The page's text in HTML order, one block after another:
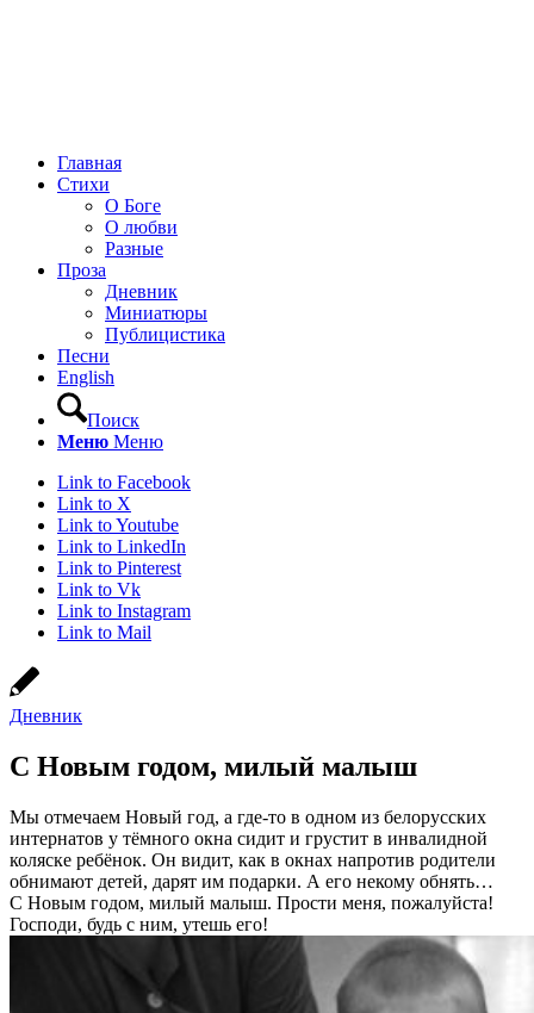
Главная
Стихи
О Боге
О любви
Разные
Проза
Дневник
Миниатюры
Публицистика
Песни
English
Поиск
Меню Меню
Link to Facebook
Link to X
Link to Youtube
Link to LinkedIn
Link to Pinterest
Link to Vk
Link to Instagram
Link to Mail
Дневник
С Новым годом, милый малыш
Мы отмечаем Новый год, а где-то в одном из белорусских
интернатов у тёмного окна сидит и грустит в инвалидной
коляске ребёнок. Он видит, как в окнах напротив родители
обнимают детей, дарят им подарки. А его некому обнять…
С Новым годом, милый малыш. Прости меня, пожалуйста!
Господи, будь с ним, утешь его!